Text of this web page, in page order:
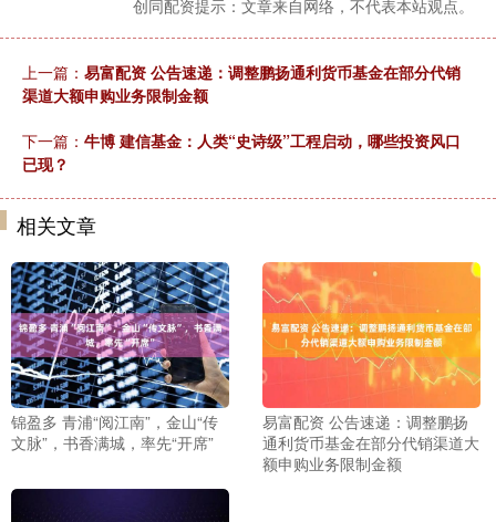
创同配资提示：文章来自网络，不代表本站观点。
上一篇： 易富配资 公告速递：调整鹏扬通利货币基金在部分代销
渠道大额申购业务限制金额
下一篇： 牛博 建信基金：人类“史诗级”工程启动，哪些投资风口
已现？
相关文章
锦盈多 青浦“阅江南”，金山“传
文脉”，书香满城，率先“开席”
易富配资 公告速递：调整鹏扬
通利货币基金在部分代销渠道大
额申购业务限制金额